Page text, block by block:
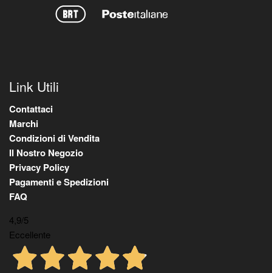
Link Utili
Contattaci
Marchi
Condizioni di Vendita
Il Nostro Negozio
Privacy Policy
Pagamenti e Spedizioni
FAQ
4,9/5
Eccellente